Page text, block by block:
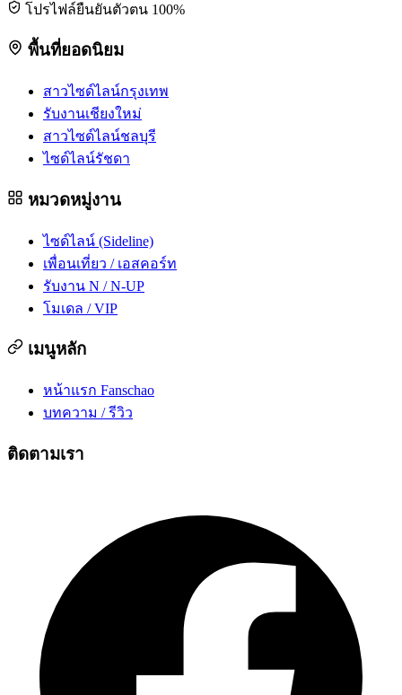
โปรไฟล์ยืนยันตัวตน 100%
พื้นที่ยอดนิยม
สาวไซด์ไลน์กรุงเทพ
รับงานเชียงใหม่
สาวไซด์ไลน์ชลบุรี
ไซด์ไลน์รัชดา
หมวดหมู่งาน
ไซด์ไลน์ (Sideline)
เพื่อนเที่ยว / เอสคอร์ท
รับงาน N / N-UP
โมเดล / VIP
เมนูหลัก
หน้าแรก Fanschao
บทความ / รีวิว
ติดตามเรา